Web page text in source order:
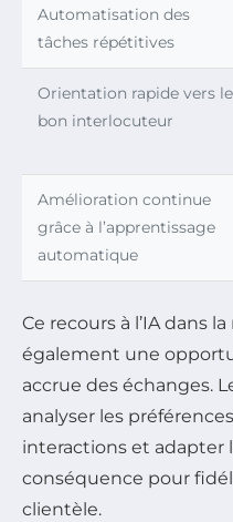
Automatisation des
tâches répétitives
Orientation rapide vers le
bon interlocuteur
Amélioration continue
grâce à l’apprentissage
automatique
Ce recours à l’IA dans
également une
accrue des échanges.
analyser les
interactions et
conséquence pour
clientèle.